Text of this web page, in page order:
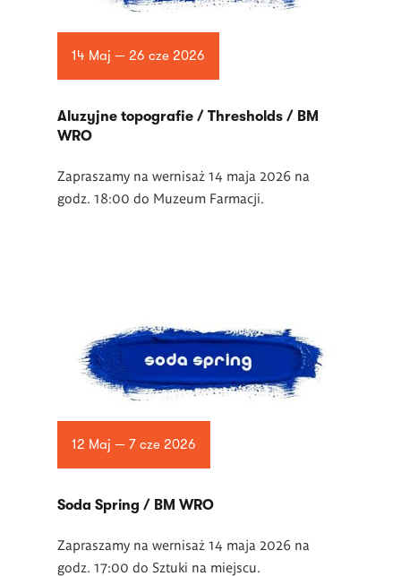
14 Maj — 26 cze 2026
Aluzyjne topografie / Thresholds / BM
WRO
Zapraszamy na wernisaż 14 maja 2026 na
godz. 18:00 do Muzeum Farmacji.
12 Maj — 7 cze 2026
Soda Spring / BM WRO
Zapraszamy na wernisaż 14 maja 2026 na
godz. 17:00 do Sztuki na miejscu.